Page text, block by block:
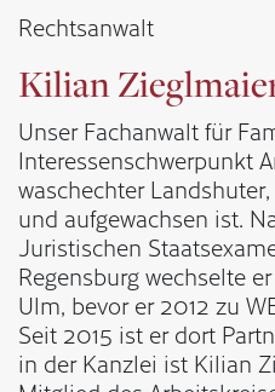
Rechtsanwalt
Kilian
Unser Fachanwalt für
Interessenschwerpunkt
waschechter
und aufgewachsen ist.
Juristischen
Regensburg wechselte
Ulm, bevor er 2012 zu
Seit 2015 ist er dort
in der Kanzlei ist Kilian